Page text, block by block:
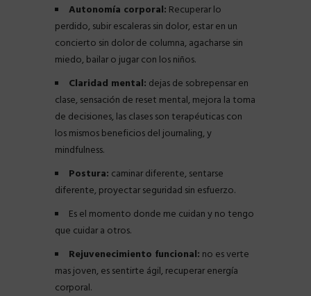
Autonomía corporal: Recuperar lo
perdido, subir escaleras sin dolor, estar en un
concierto sin dolor de columna, agacharse sin
miedo, bailar o jugar con los niños.
Claridad mental: dejas de sobrepensar en
clase, sensación de reset mental, mejora la toma
de decisiones, las clases son terapéuticas con
los mismos beneficios del journaling, y
mindfulness.
Postura: caminar diferente, sentarse
diferente, proyectar seguridad sin esfuerzo.
Es el momento donde me cuidan y no tengo
que cuidar a otros.
Rejuvenecimiento funcional: no es verte
mas joven, es sentirte ágil, recuperar energía
corporal.